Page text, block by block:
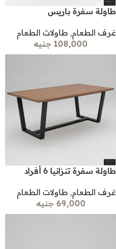
طاولة سفرة باريس
غرف الطعام, طاولات الطعام
108,000 جنيه
طاولة سفرة تنزانيا 6 أفراد
غرف الطعام, طاولات الطعام
69,000 جنيه